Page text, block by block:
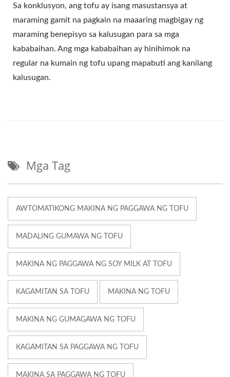
Sa konklusyon, ang tofu ay isang masustansya at
maraming gamit na pagkain na maaaring magbigay ng
maraming benepisyo sa kalusugan para sa mga
kababaihan. Ang mga kababaihan ay hinihimok na
regular na kumain ng tofu upang mapabuti ang kanilang
kalusugan.
Mga Tag
AWTOMATIKONG MAKINA NG PAGGAWA NG TOFU
MADALING GUMAWA NG TOFU
MAKINA NG PAGGAWA NG SOY MILK AT TOFU
KAGAMITAN SA TOFU MAKINA NG TOFU
MAKINA NG GUMAGAWA NG TOFU
KAGAMITAN SA PAGGAWA NG TOFU
MAKINA SA PAGGAWA NG TOFU